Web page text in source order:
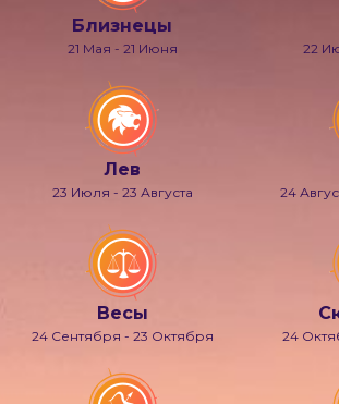
Близнецы
21 Мая - 21 Июня 22
Лев
23 Июля - 23 Августа 24
Весы
24 Сентября - 23 Октября 24